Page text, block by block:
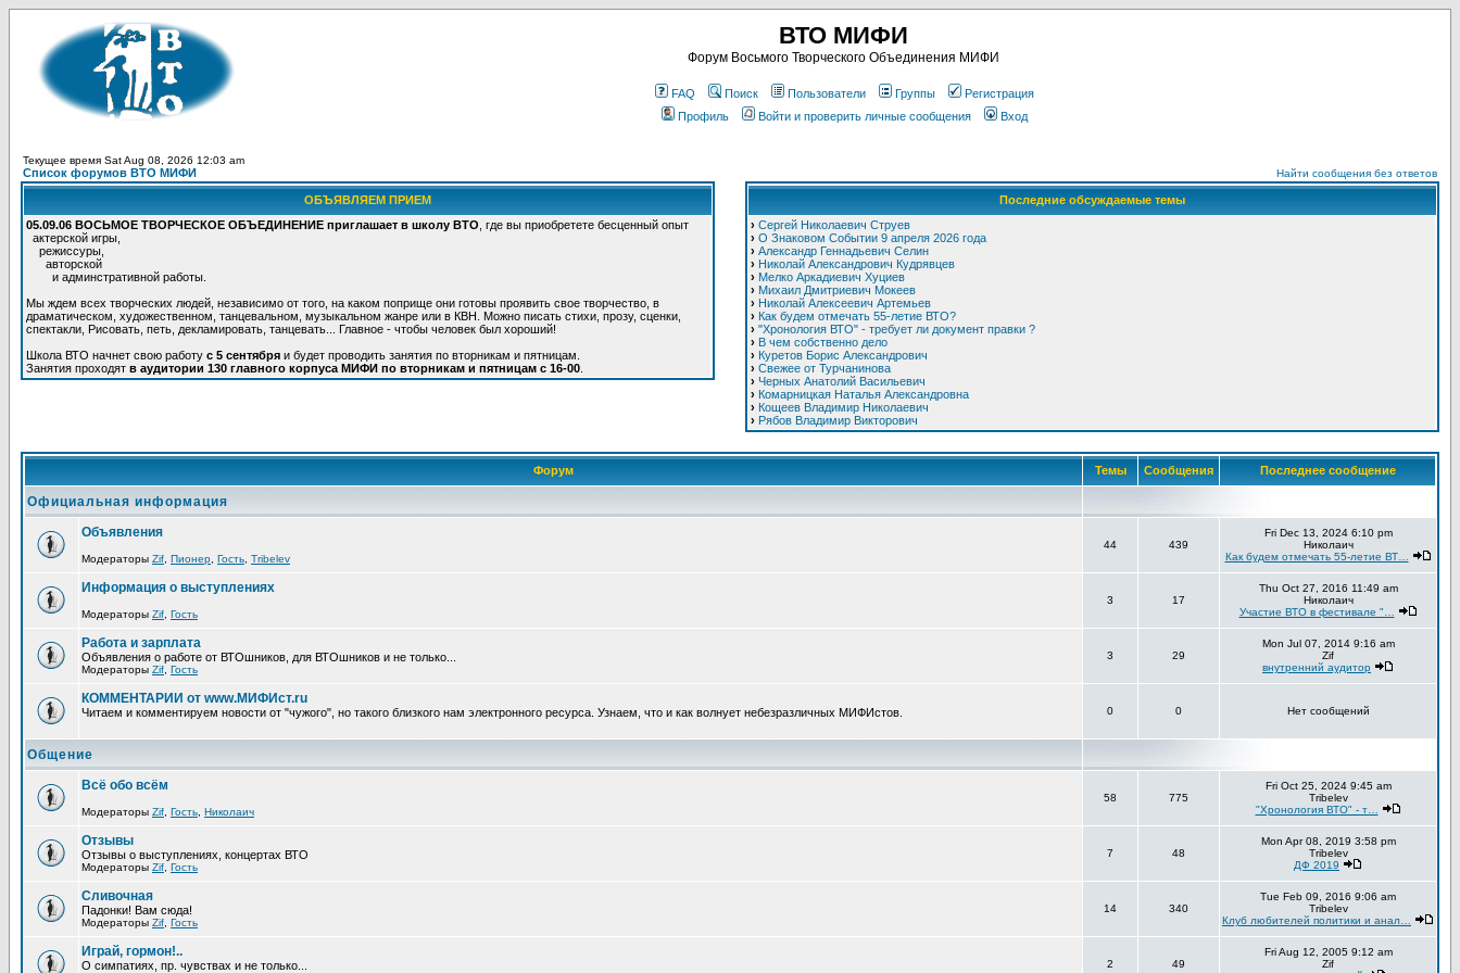
ВТО МИФИ
Форум Восьмого Творческого Объединения МИФИ
FAQ Поиск Пользователи Группы
Регистрация
Профиль
Войти и проверить личные сообщения Вход
Текущее время Sat Aug 08, 2026 12:03 am
Список форумов ВТО МИФИ Найти сообщения без ответов
ОБЪЯВЛЯЕМ ПРИЕМ
05.09.06 ВОСЬМОЕ ТВОРЧЕСКОЕ ОБЪЕДИНЕНИЕ приглашает в школу ВТО , где вы приобретете бесценный опыт
актерской игры,
режиссуры,
авторской
и админстративной работы.
Мы ждем всех творческих людей, независимо от того, на каком поприще они готовы проявить свое творчество, в
драматическом, художественном, танцевальном, музыкальном жанре или в КВН. Можно писать стихи, прозу, сценки,
спектакли, Рисовать, петь, декламировать, танцевать... Главное - чтобы человек был хороший!
Школа ВТО начнет свою работу с 5 сентября и будет проводить занятия по вторникам и пятницам.
Занятия проходят в аудитории 130 главного корпуса МИФИ по вторникам и пятницам с 16-00
Последние обсуждаемые темы
› Сергей Николаевич Струев
› О Знаковом Событии 9 апреля 2026 года
› Александр Геннадьевич Селин
› Николай Александрович Кудрявцев
› Мелко Аркадиевич Хуциев
› Михаил Дмитриевич Мокеев
› Николай Алексеевич Артемьев
› Как будем отмечать 55-летие ВТО?
› "Хронология ВТО" - требует ли документ правки ?
› В чем собственно дело
› Куретов Борис Александрович
› Свежее от Турчанинова
› Черных Анатолий Васильевич
› Комарницкая Наталья Александровна
› Кощеев Владимир Николаевич
› Рябов Владимир Викторович
Форум Темы Сообщения Последнее сообщение
Официальная информация
Объявления
Модераторы Zif Пионер Гость Tribelev
44 439
Fri Dec 13, 2024 6:10 pm
Николаич
Как будем отмечать 55-летие ВТ…
Информация о выступлениях
Модераторы Zif Гость
3 17
Thu Oct 27, 2016 11:49 am
Николаич
Участие ВТО в фестивале "…
Работа и зарплата
Объявления о работе от ВТОшников, для ВТОшников и не только...
Модераторы Zif Гость
3 29
Mon Jul 07, 2014 9:16 am
Zif
внутренний аудитор
КОММЕНТАРИИ от www.МИФИст.ru
Читаем и комментируем новости от "чужого", но такого близкого нам электронного ресурса. Узнаем, что и как волнует небезразличных МИФИстов. 0 0 Нет сообщений
Общение
Всё обо всём
Модераторы Zif Гость Николаич
58 775
Fri Oct 25, 2024 9:45 am
Tribelev
"Хронология ВТО" - т…
Отзывы
Отзывы о выступлениях, концертах ВТО
Модераторы Zif Гость
7 48
Mon Apr 08, 2019 3:58 pm
Tribelev
ДФ 2019
Сливочная
Падонки! Вам сюда!
Модераторы Zif Гость
14 340
Tue Feb 09, 2016 9:06 am
Tribelev
Клуб любителей политики и анал…
Играй, гормон!..
О симпатиях, пр. чувствах и не только... 2 49
Fri Aug 12, 2005 9:12 am
Zif